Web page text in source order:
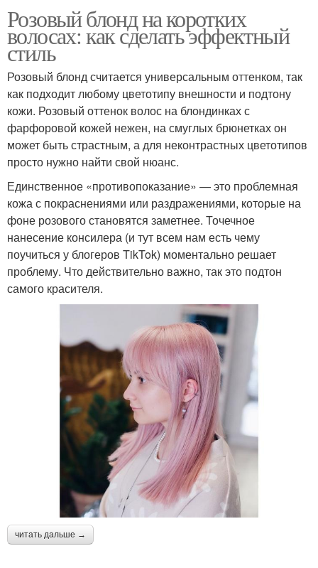
Розовый блонд на коротких
волосах: как сделать эффектный
стиль
Розовый блонд считается универсальным оттенком, так
как подходит любому цветотипу внешности и подтону
кожи. Розовый оттенок волос на блондинках с
фарфоровой кожей нежен, на смуглых брюнетках он
может быть страстным, а для неконтрастных цветотипов
просто нужно найти свой нюанс.
Единственное «противопоказание» — это проблемная
кожа с покраснениями или раздражениями, которые на
фоне розового становятся заметнее. Точечное
нанесение консилера (и тут всем нам есть чему
поучиться у блогеров TikTok) моментально решает
проблему. Что действительно важно, так это подтон
самого красителя.
читать дальше →